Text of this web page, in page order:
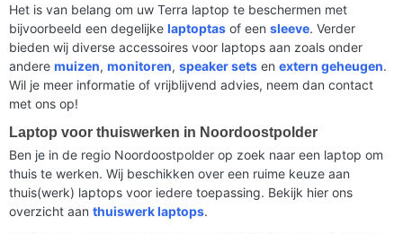
Het is van belang om uw Terra laptop te beschermen met
bijvoorbeeld een degelijke laptoptas of een sleeve. Verder
bieden wij diverse accessoires voor laptops aan zoals onder
andere muizen, monitoren, speaker sets en extern geheugen.
Wil je meer informatie of vrijblijvend advies, neem dan contact
met ons op!
Laptop voor thuiswerken in Noordoostpolder
Ben je in de regio Noordoostpolder op zoek naar een laptop om
thuis te werken. Wij beschikken over een ruime keuze aan
thuis(werk) laptops voor iedere toepassing. Bekijk hier ons
overzicht aan thuiswerk laptops.